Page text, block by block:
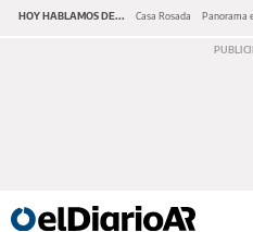
HOY HABLAMOS DE... Casa Rosada Panorama